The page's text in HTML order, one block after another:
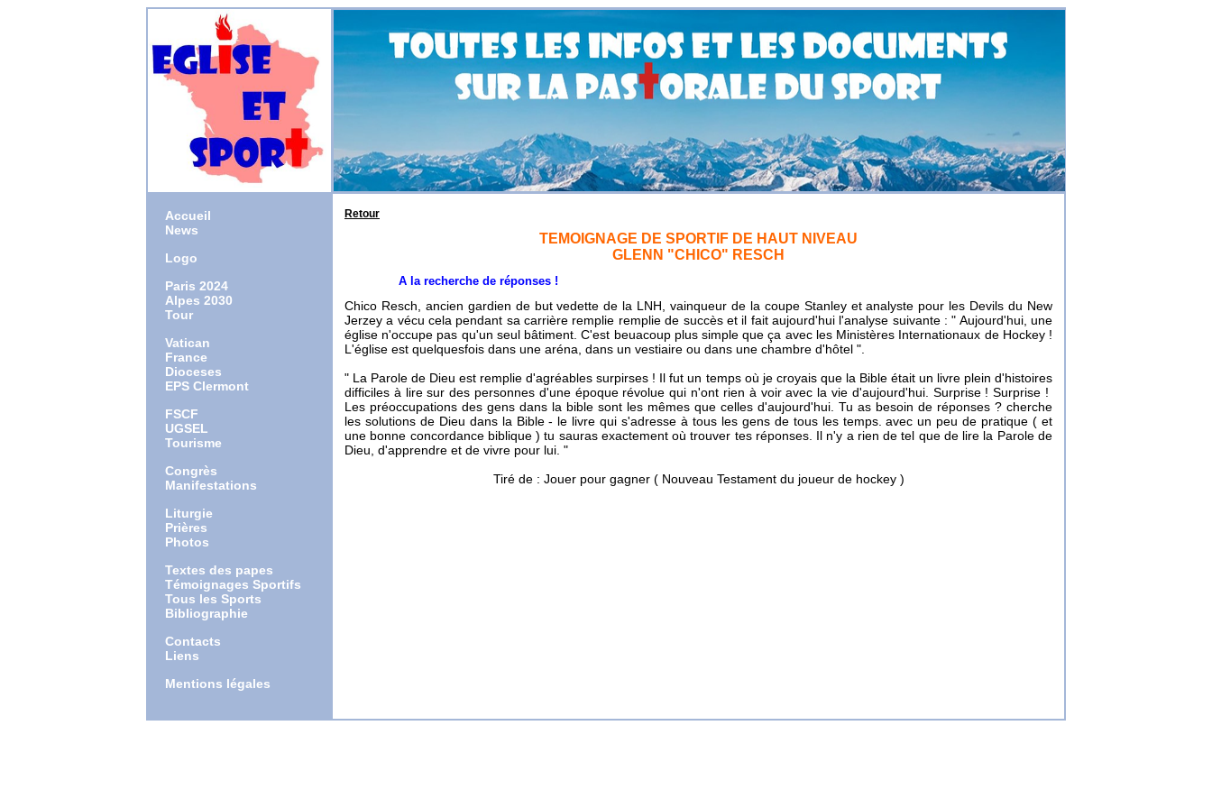
Accueil
News
Logo
Paris 2024
Alpes 2030
Tour
Vatican
France
Dioceses
EPS Clermont
FSCF
UGSEL
Tourisme
Congrès
Manifestations
Liturgie
Prières
Photos
Textes des papes
Témoignages Sportifs
Tous les Sports
Bibliographie
Contacts
Liens
Mentions légales
Retour
TEMOIGNAGE DE SPORTIF DE HAUT NIVEAU
GLENN "CHICO" RESCH
A la recherche de réponses !
Chico Resch, ancien gardien de but vedette de la LNH, vainqueur de la coupe Stanley et analyste pour les Devils du New
Jerzey a vécu cela pendant sa carrière remplie remplie de succès et il fait aujourd'hui l'analyse suivante : " Aujourd'hui, une
église n'occupe pas qu'un seul bâtiment. C'est beuacoup plus simple que ça avec les Ministères Internationaux de Hockey !
L'église est quelquesfois dans une aréna, dans un vestiaire ou dans une chambre d'hôtel ".
" La Parole de Dieu est remplie d'agréables surpirses ! Il fut un temps où je croyais que la Bible était un livre plein d'histoires
difficiles à lire sur des personnes d'une époque révolue qui n'ont rien à voir avec la vie d'aujourd'hui. Surprise ! Surprise !
Les préoccupations des gens dans la bible sont les mêmes que celles d'aujourd'hui. Tu as besoin de réponses ? cherche
les solutions de Dieu dans la Bible - le livre qui s'adresse à tous les gens de tous les temps. avec un peu de pratique ( et
une bonne concordance biblique ) tu sauras exactement où trouver tes réponses. Il n'y a rien de tel que de lire la Parole de
Dieu, d'apprendre et de vivre pour lui. "
Tiré de : Jouer pour gagner ( Nouveau Testament du joueur de hockey )